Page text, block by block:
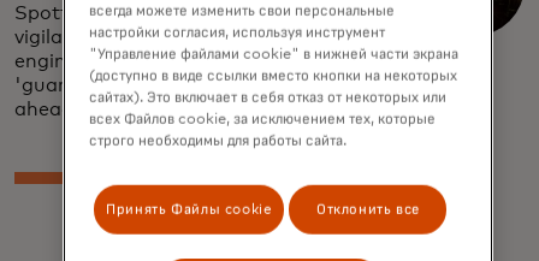
Spotting investment scams takes
vigilance. Understand deceptive social
engineering and the dangers of
'guaranteed returns' — stay one step
ahead.
всегда можете изменить свои персональные
настройки согласия, используя инструмент
"Управление файлами cookie" в нижней части экрана
(доступно в виде ссылки вместо кнопки на некоторых
сайтах). Это включает в себя отказ от некоторых или
всех Файлов cookie, за исключением тех, которые
строго необходимы для работы сайта.
Принять Файлы cookie Отклонить все